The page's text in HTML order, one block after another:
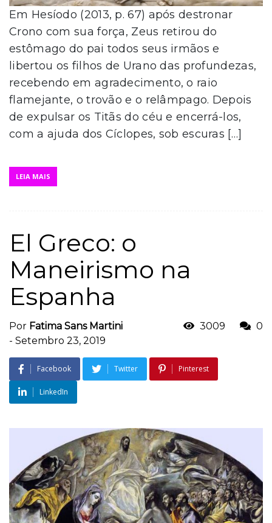
Em Hesíodo (2013, p. 67) após destronar
Crono com sua força, Zeus retirou do
estômago do pai todos seus irmãos e
libertou os filhos de Urano das profundezas,
recebendo em agradecimento, o raio
flamejante, o trovão e o relâmpago. Depois
de expulsar os Titãs do céu e encerrá-los,
com a ajuda dos Cíclopes, sob escuras […]
LEIA MAIS
El Greco: o
Maneirismo na
Espanha
Por Fatima Sans Martini
- Setembro 23, 2019
3009 0
Facebook Twitter Pinterest
LinkedIn